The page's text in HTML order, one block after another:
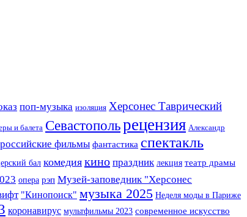
поп-музыка изоляция Херсонес Таврический
и балета Севастопольрецензия Александр
российские фильмы фантастика спектакль
бал комедия кино праздник лекция театр драмы
опера рэп Музей-заповедник "Херсонес
"Кинопоиск" музыка 2025 Неделя моды в Париже
коронавирус мультфильмы 2023 современное искусство